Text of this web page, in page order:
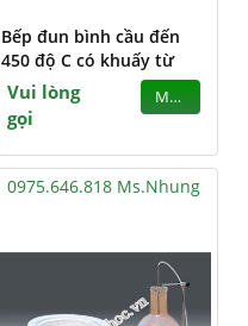
Bếp đun bình cầu đến
450 độ C có khuấy từ
Vui lòng
gọi
MUA
0975.646.818 Ms.Nhung